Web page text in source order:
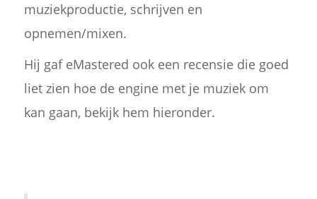
muziekproductie, schrijven en
opnemen/mixen.
Hij gaf eMastered ook een recensie die goed
liet zien hoe de engine met je muziek om
kan gaan, bekijk hem hieronder.